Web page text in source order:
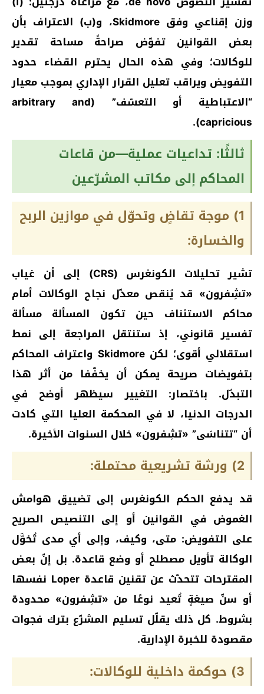
وزن إقناعي وفق Skidmore، و(ب) الاعتراف بأن
بعض القوانين تفوّض صراحةً مساحة تقدير
للوكالات؛ وفي هذه الحال يحترم القضاء حدود
التفويض ويراقب تعليل القرار الإداري بموجب معيار
“الاعتباطية أو التعسّف” (arbitrary and
capricious).
ثالثًا: تداعيات عملية—من قاعات
المحاكم إلى مكاتب المشرّعين
1) موجة تقاضٍ وتحوّل في موازين الربح
والخسارة:
تشير تحليلات الكونغرس (CRS) إلى أن غياب
«تشِفرون» قد يُنقص معدّل نجاح الوكالات أمام
محاكم الاستئناف حين تكون المسألة مسألة
تفسير قانوني، إذ ستنتقل المراجعة إلى نمط
استقلالي أقوى؛ لكن Skidmore واعتراف المحاكم
بتفويضات صريحة يمكن أن يخفّفا من أثر هذا
التبدّل. باختصار: التغيير سيظهر أوضح في
الدرجات الدنيا، لا في المحكمة العليا التي كادت
أن “تتناسَى” «تشِفرون» خلال السنوات الأخيرة.
2) ورشة تشريعية محتملة:
قد يدفع الحكم الكونغرس إلى تضييق هوامش
الغموض في القوانين أو إلى التنصيص الصريح
على التفويض: متى، وكيف، وإلى أي مدى تُخوَّل
الوكالة تأويل مصطلح أو وضع قاعدة. بل إنّ بعض
المقترحات تتحدّث عن تقنين قاعدة Loper نفسها
أو سنّ صيغةٍ تُعيد نوعًا من «تشِفرون» محدودة
بشروط. كل ذلك يقلّل تسليم المشرّع بترك فجوات
مقصودة للخبرة الإدارية.
3) حوكمة داخلية للوكالات: